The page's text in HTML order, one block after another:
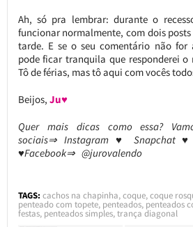
Ah, só pra lembrar: durante o
funcionar normalmente, com dois
tarde. E se o seu comentário não for
pode ficar tranquila que responderei o
Tô de férias, mas tô aqui com vocês
Beijos, Ju♥
Quer mais dicas como essa?
sociais⇒ Instagram ♥ Snapchat
♥Facebook⇒ @jurovalendo
TAGS: cachos na chapinha,coque,coque
penteado com topete, penteados, penteados
festas, penteados simples,trança diagonal